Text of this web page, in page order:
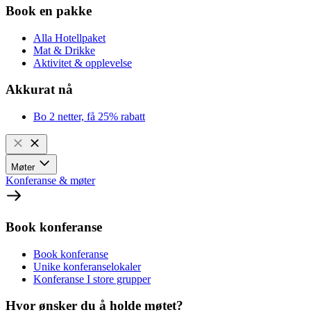
Book en pakke
Alla Hotellpaket
Mat & Drikke
Aktivitet & opplevelse
Akkurat nå
Bo 2 netter, få 25% rabatt
Møter
Konferanse & møter
Book konferanse
Book konferanse
Unike konferanselokaler
Konferanse I store grupper
Hvor ønsker du å holde møtet?